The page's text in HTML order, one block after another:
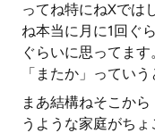
ってね特にねXでは
ね本当に月に1回ぐ
ぐらいに思ってま
「またか」ってい
まあ結構ねそこか
うような家庭がちょ